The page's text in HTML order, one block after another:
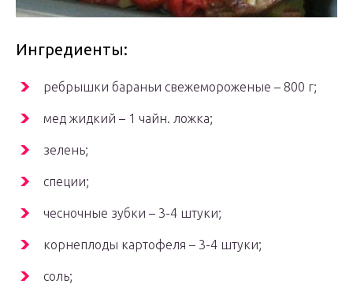
Ингредиенты:
ребрышки бараньи свежемороженые – 800 г;
мед жидкий – 1 чайн. ложка;
зелень;
специи;
чесночные зубки – 3-4 штуки;
корнеплоды картофеля – 3-4 штуки;
соль;